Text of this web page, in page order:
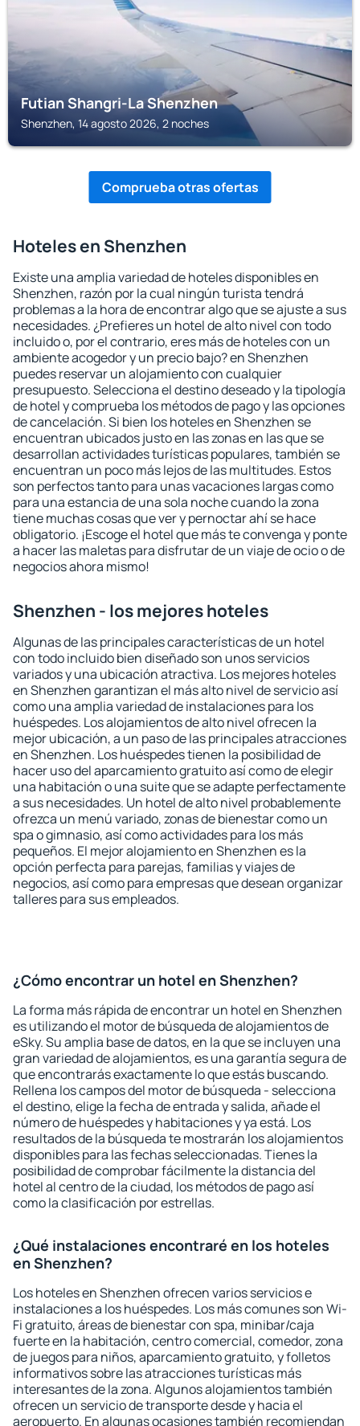
Futian Shangri-La Shenzhen
Shenzhen, 14 agosto 2026, 2 noches
Comprueba otras ofertas
Hoteles en Shenzhen
Existe una amplia variedad de hoteles disponibles en
Shenzhen, razón por la cual ningún turista tendrá
problemas a la hora de encontrar algo que se ajuste a sus
necesidades. ¿Prefieres un hotel de alto nivel con todo
incluido o, por el contrario, eres más de hoteles con un
ambiente acogedor y un precio bajo? en Shenzhen
puedes reservar un alojamiento con cualquier
presupuesto. Selecciona el destino deseado y la tipología
de hotel y comprueba los métodos de pago y las opciones
de cancelación. Si bien los hoteles en Shenzhen se
encuentran ubicados justo en las zonas en las que se
desarrollan actividades turísticas populares, también se
encuentran un poco más lejos de las multitudes. Estos
son perfectos tanto para unas vacaciones largas como
para una estancia de una sola noche cuando la zona
tiene muchas cosas que ver y pernoctar ahí se hace
obligatorio. ¡Escoge el hotel que más te convenga y ponte
a hacer las maletas para disfrutar de un viaje de ocio o de
negocios ahora mismo!
Shenzhen - los mejores hoteles
Algunas de las principales características de un hotel
con todo incluido bien diseñado son unos servicios
variados y una ubicación atractiva. Los mejores hoteles
en Shenzhen garantizan el más alto nivel de servicio así
como una amplia variedad de instalaciones para los
huéspedes. Los alojamientos de alto nivel ofrecen la
mejor ubicación, a un paso de las principales atracciones
en Shenzhen. Los huéspedes tienen la posibilidad de
hacer uso del aparcamiento gratuito así como de elegir
una habitación o una suite que se adapte perfectamente
a sus necesidades. Un hotel de alto nivel probablemente
ofrezca un menú variado, zonas de bienestar como un
spa o gimnasio, así como actividades para los más
pequeños. El mejor alojamiento en Shenzhen es la
opción perfecta para parejas, familias y viajes de
negocios, así como para empresas que desean organizar
talleres para sus empleados.
¿Cómo encontrar un hotel en Shenzhen?
La forma más rápida de encontrar un hotel en Shenzhen
es utilizando el motor de búsqueda de alojamientos de
eSky. Su amplia base de datos, en la que se incluyen una
gran variedad de alojamientos, es una garantía segura de
que encontrarás exactamente lo que estás buscando.
Rellena los campos del motor de búsqueda - selecciona
el destino, elige la fecha de entrada y salida, añade el
número de huéspedes y habitaciones y ya está. Los
resultados de la búsqueda te mostrarán los alojamientos
disponibles para las fechas seleccionadas. Tienes la
posibilidad de comprobar fácilmente la distancia del
hotel al centro de la ciudad, los métodos de pago así
como la clasificación por estrellas.
¿Qué instalaciones encontraré en los hoteles
en Shenzhen?
Los hoteles en Shenzhen ofrecen varios servicios e
instalaciones a los huéspedes. Los más comunes son Wi-
Fi gratuito, áreas de bienestar con spa, minibar/caja
fuerte en la habitación, centro comercial, comedor, zona
de juegos para niños, aparcamiento gratuito, y folletos
informativos sobre las atracciones turísticas más
interesantes de la zona. Algunos alojamientos también
ofrecen un servicio de transporte desde y hacia el
aeropuerto. En algunas ocasiones también recomiendan